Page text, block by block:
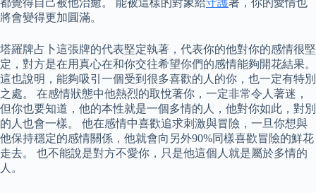
都覺得自己被他治癒。 能被這樣的對象給守護著，你的愛情也
將會變得更加圓滿。
塔羅牌占卜這張牌的代表堅定執著，代表你的他對你的感情很堅
定，對方是在用真心在和你交往希望你們的感情能夠開花結果。
這也說明，能夠吸引一個受到很多喜歡的人的你，也一定有特別
之處。 在感情狀態中他熱烈的取悅著你，一定非常令人著迷，
但你也要知道，他的本性就是一個多情的人，他對你如此，對別
的人也會一樣。 他在感情中喜歡追求刺激與冒險，一旦你想與
他保持穩定的感情關係，他就會向另外90%同樣喜歡冒險的鮮花
走去。 也不能說是對方不愛你，只是他這個人就是屬於多情的
人。